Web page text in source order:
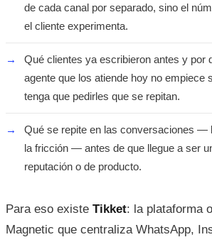
de cada canal por separado, sino el
el cliente experimenta.
→
Qué clientes ya escribieron antes y por
agente que los atiende hoy no
tenga que pedirles que se repitan.
→
Qué se repite en las conversaciones —
la fricción — antes de que llegue a ser
reputación o de producto.
Para eso existe Tikket: la plataforma
Magnetic que centraliza WhatsApp,